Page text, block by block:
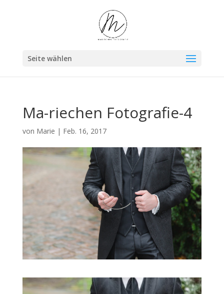
Seite wählen
Ma-riechen Fotografie-4
von Marie | Feb. 16, 2017